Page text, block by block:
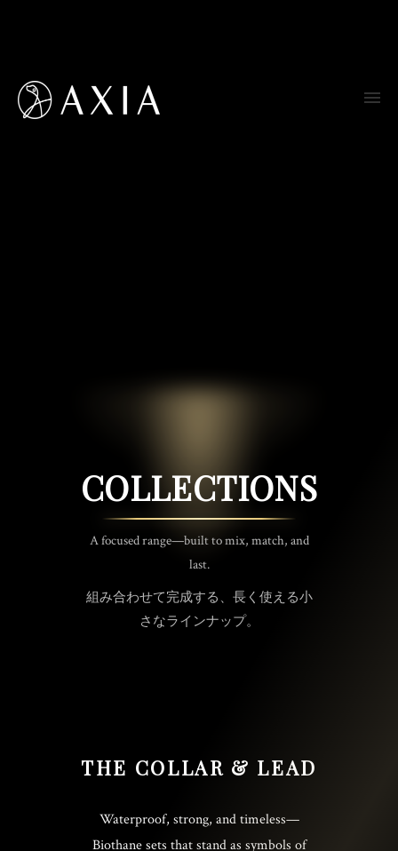
COLLECTIONS
A focused range—built to mix, match, and
last.
組み合わせて完成する、長く使える小
さなラインナップ。
THE COLLAR & LEAD
Waterproof, strong, and timeless—
Biothane sets that stand as symbols of